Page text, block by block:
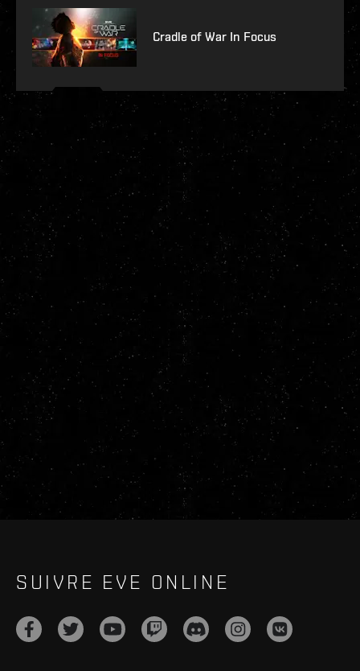
Cradle of War In Focus
SUIVRE EVE ONLINE